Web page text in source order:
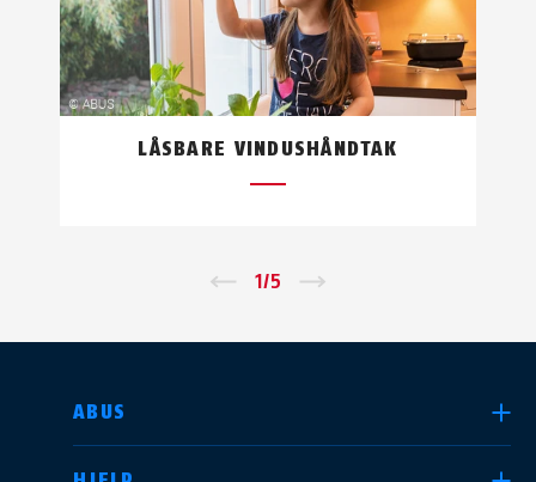
LÅSBARE VINDUSHÅNDTAK
1/5
ABUS
VELG LAND